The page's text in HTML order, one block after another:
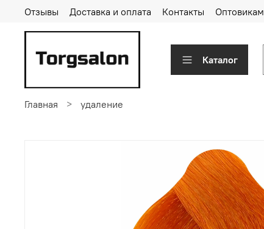
Отзывы Доставка и оплата Контакты Оптовикам
Каталог
Главная удаление